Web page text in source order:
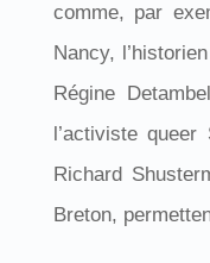
comme, par
Nancy,
Régine
l’activiste
Richard
Breton,